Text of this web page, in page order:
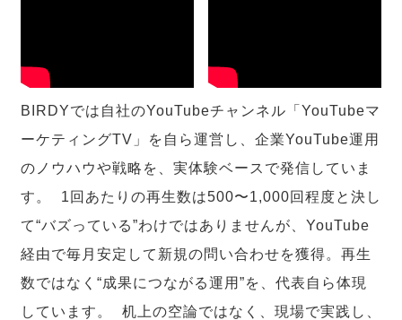
BIRDYでは自社のYouTubeチャンネル「YouTubeマ
ーケティングTV」を自ら運営し、企業YouTube運用
のノウハウや戦略を、実体験ベースで発信していま
す。 1回あたりの再生数は500〜1,000回程度と決し
て“バズっている”わけではありませんが、YouTube
経由で毎月安定して新規の問い合わせを獲得。再生
数ではなく“成果につながる運用”を、代表自ら体現
しています。 机上の空論ではなく、現場で実践し、